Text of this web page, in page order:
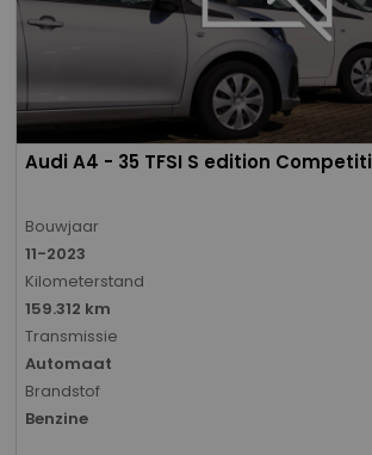
Audi A4 - 35 TFSI S edition
Bouwjaar
11-2023
Kilometerstand
159.312 km
Transmissie
Automaat
Brandstof
Benzine